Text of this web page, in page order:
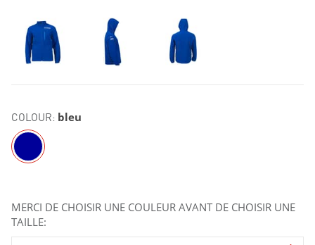
COLOUR: bleu
MERCI DE CHOISIR UNE COULEUR AVANT DE CHOISIR UNE
TAILLE: